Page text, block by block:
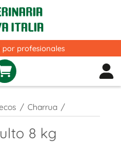
profesionales
/ Charrua /
8 kg